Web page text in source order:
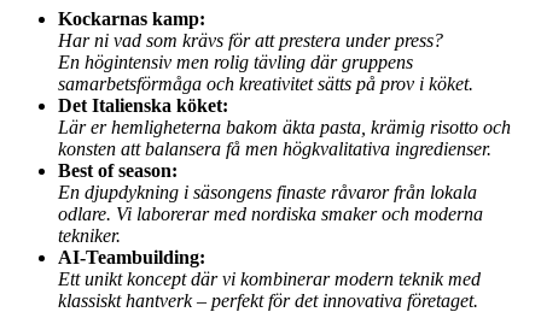
Kockarnas kamp:
Har ni vad som krävs för att prestera under press?
En högintensiv men rolig tävling där gruppens
samarbetsförmåga och kreativitet sätts på prov i köket.
Det Italienska köket:
Lär er hemligheterna bakom äkta pasta, krämig risotto och
konsten att balansera få men högkvalitativa ingredienser.
Best of season:
En djupdykning i säsongens finaste råvaror från lokala
odlare. Vi laborerar med nordiska smaker och moderna
tekniker.
AI-Teambuilding:
Ett unikt koncept där vi kombinerar modern teknik med
klassiskt hantverk – perfekt för det innovativa företaget.